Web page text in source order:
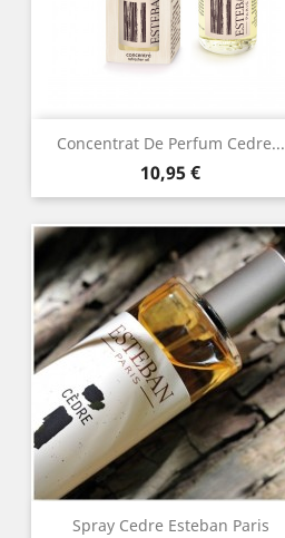
Concentrat De Perfum Cedre...
Preu
10,95 €
Spray Cedre Esteban Paris